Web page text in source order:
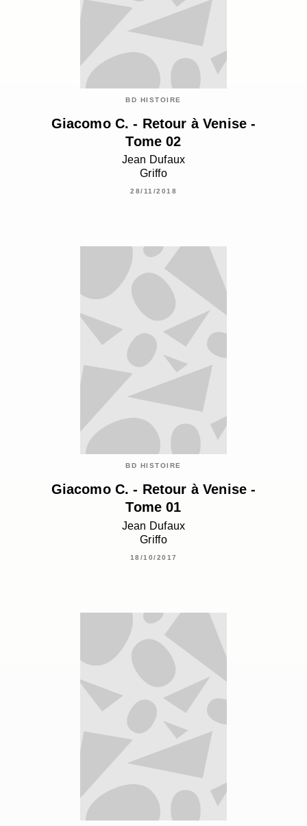
BD HISTOIRE
Giacomo C. - Retour à Venise -
Tome 02
Jean Dufaux
Griffo
28/11/2018
BD HISTOIRE
Giacomo C. - Retour à Venise -
Tome 01
Jean Dufaux
Griffo
18/10/2017